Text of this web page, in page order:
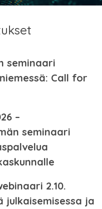
seminaari
Call for
–
seminaari
2.10.
julkaisemisessa ja